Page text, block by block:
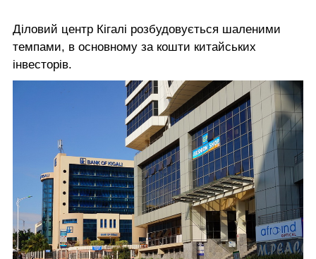
Діловий центр Кігалі розбудовується шаленими
темпами, в основному за кошти китайських
інвесторів.